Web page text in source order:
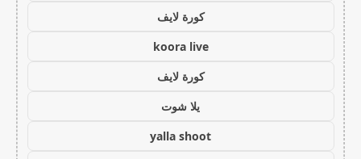
كورة لايف
koora live
كورة لايف
يلا شوت
yalla shoot